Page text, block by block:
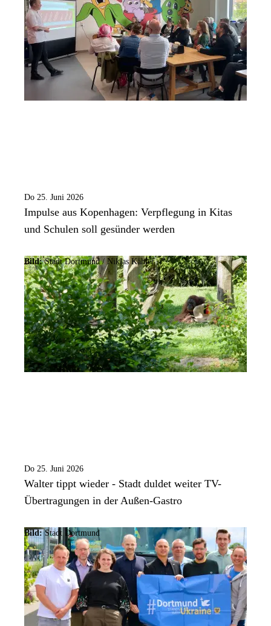
Do 25. Juni 2026
Impulse aus Kopenhagen: Verpflegung in Kitas
und Schulen soll gesünder werden
Bild:Stadt Dortmund / Niklas Kähler
Do 25. Juni 2026
Walter tippt wieder - Stadt duldet weiter TV-
Übertragungen in der Außen-Gastro
Bild:Stadt Dortmund